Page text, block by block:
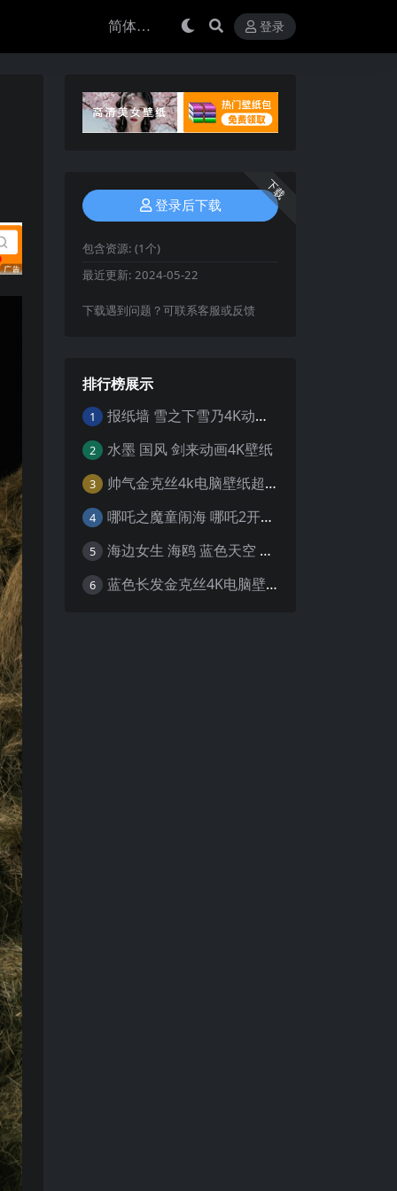
登录
下载
登录后下载
包含资源: (1个)
最近更新: 2024-05-22
下载遇到问题？可联系客服或反馈
排行榜展示
1 报纸墙 雪之下雪乃4K动漫壁纸
2 水墨 国风 剑来动画4K壁纸
3 帅气金克丝4k电脑壁纸超清
4 哪吒之魔童闹海 哪吒2开场4K壁纸
5 海边女生 海鸥 蓝色天空 4K壁纸
6 蓝色长发金克丝4K电脑壁纸